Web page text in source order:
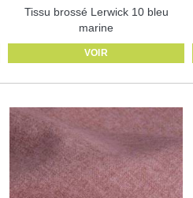
Tissu brossé Lerwick 10 bleu
marine
VOIR